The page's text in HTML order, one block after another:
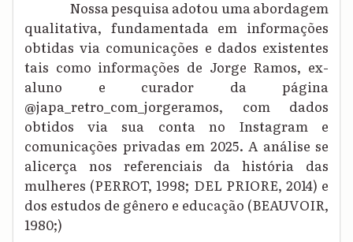
Nossa pesquisa adotou uma abordagem
qualitativa, fundamentada em informações
obtidas via comunicações e dados existentes
tais como informações de Jorge Ramos, ex-
aluno e curador da página
@japa_retro_com_jorgeramos, com dados
obtidos via sua conta no Instagram e
comunicações privadas em 2025. A análise se
alicerça nos referenciais da história das
mulheres (PERROT, 1998; DEL PRIORE, 2014) e
dos estudos de gênero e educação (BEAUVOIR,
1980;)